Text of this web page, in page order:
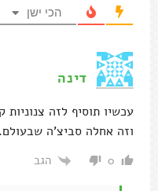
הכי ישן
דינה
עכשיו תוסיף לזה
וזה אחלה סביצ'ה שבעולם.
0 הגב